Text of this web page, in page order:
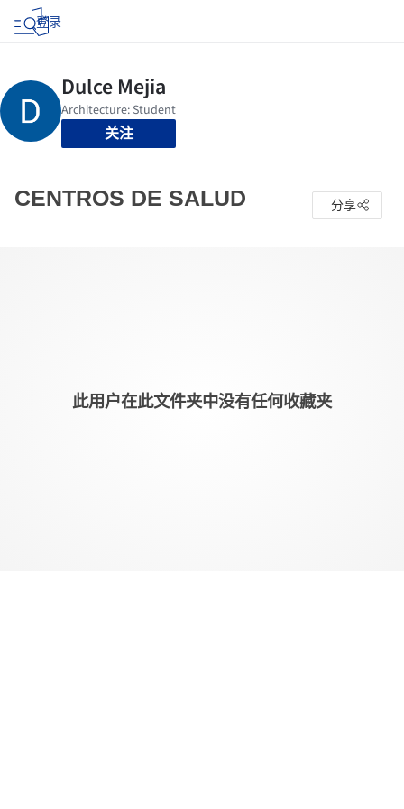
登录
关注
CENTROS DE SALUD 分享
此用户在此文件夹中没有任何收藏夹